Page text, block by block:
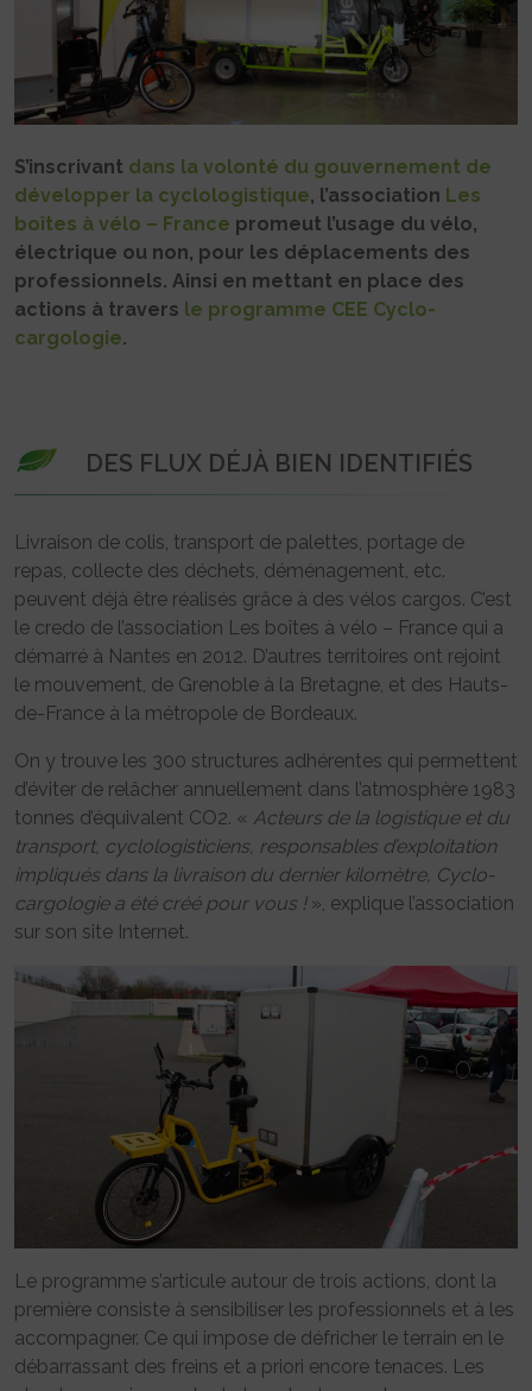
S’inscrivant dans la volonté du gouvernement de
développer la cyclologistique, l’association Les
boîtes à vélo – France promeut l’usage du vélo,
électrique ou non, pour les déplacements des
professionnels. Ainsi en mettant en place des
actions à travers le programme CEE Cyclo-
cargologie.
DES FLUX DÉJÀ BIEN IDENTIFIÉS
Livraison de colis, transport de palettes, portage de
repas, collecte des déchets, déménagement, etc.
peuvent déjà être réalisés grâce à des vélos cargos. C’est
le credo de l’association Les boîtes à vélo – France qui a
démarré à Nantes en 2012. D’autres territoires ont rejoint
le mouvement, de Grenoble à la Bretagne, et des Hauts-
de-France à la métropole de Bordeaux.
On y trouve les 300 structures adhérentes qui permettent
d’éviter de relâcher annuellement dans l’atmosphère 1983
tonnes d’équivalent CO2. « Acteurs de la logistique et du
transport, cyclologisticiens, responsables d’exploitation
impliqués dans la livraison du dernier kilomètre, Cyclo-
cargologie a été créé pour vous !», explique l’association
sur son site Internet.
Le programme s’articule autour de trois actions, dont la
première consiste à sensibiliser les professionnels et à les
accompagner. Ce qui impose de défricher le terrain en le
débarrassant des freins et a priori encore tenaces. Les